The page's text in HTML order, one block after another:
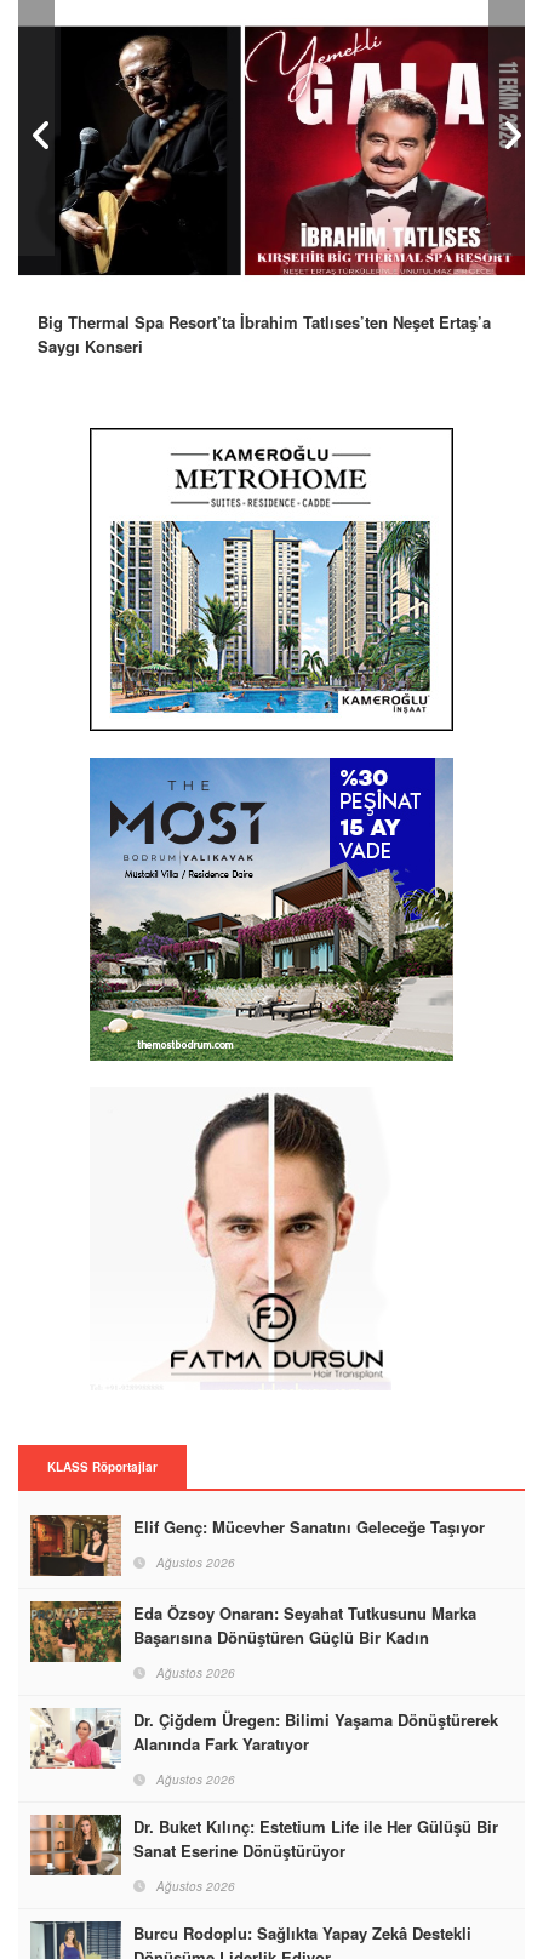
Big Thermal Spa Resort’ta İbrahim Tatlıses’ten Neşet Ertaş’a
Saygı Konseri
KLASS Röportajlar
Elif Genç: Mücevher Sanatını Geleceğe Taşıyor
Ağustos 2026
Eda Özsoy Onaran: Seyahat Tutkusunu Marka
Başarısına Dönüştüren Güçlü Bir Kadın
Ağustos 2026
Dr. Çiğdem Üregen: Bilimi Yaşama Dönüştürerek
Alanında Fark Yaratıyor
Ağustos 2026
Dr. Buket Kılınç: Estetium Life ile Her Gülüşü Bir
Sanat Eserine Dönüştürüyor
Ağustos 2026
Burcu Rodoplu: Sağlıkta Yapay Zekâ Destekli